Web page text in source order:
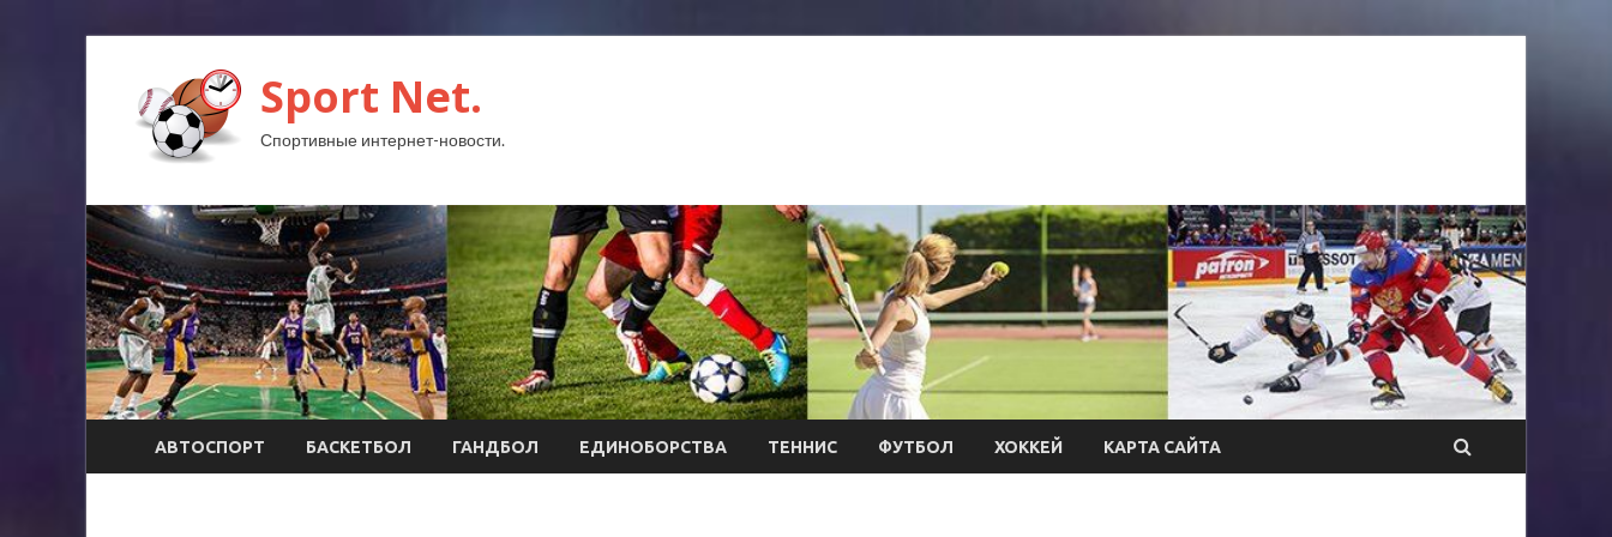
Sport Net.
Спортивные интернет-новости.
АВТОСПОРТ БАСКЕТБОЛ ГАНДБОЛ ЕДИНОБОРСТВА ТЕННИС ФУТБОЛ ХОККЕЙ КАРТА САЙТА